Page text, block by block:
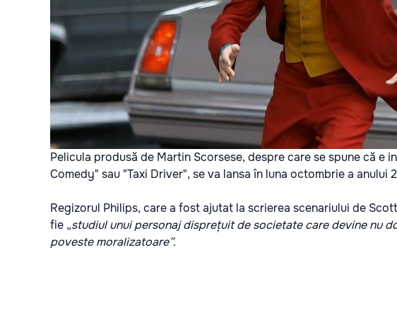
Pelicula produsă de Martin Scorsese, despre care se spune că e
Comedy" sau "Taxi Driver", se va lansa în luna octombrie a anului
Regizorul Philips, care a fost ajutat la scrierea scenariului de
fie „studiul unui personaj disprețuit de societate care devine nu
poveste moralizatoare”.